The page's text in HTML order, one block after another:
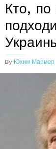
Кто,
By Юхим Мармер